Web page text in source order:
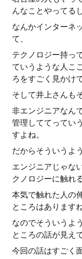
んなことやってるし
なんかインターネ
て、
テクノロジー持っ
ていうような人こ
ろをすごく見かけ
そして井上さんも
非エンジニアなん
管理しててってい
すよね。
だからそういうよ
エンジニアじゃな
クノロジーに触れ
本気で触れた人の
ところはありますね
なのでそういうよ
ところの話が見え
今回の話はすごく